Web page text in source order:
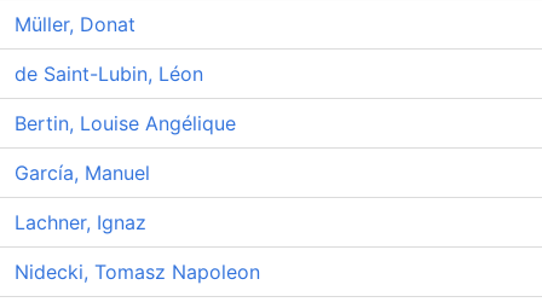
Müller, Donat
de Saint-Lubin, Léon
Bertin, Louise Angélique
García, Manuel
Lachner, Ignaz
Nidecki, Tomasz Napoleon